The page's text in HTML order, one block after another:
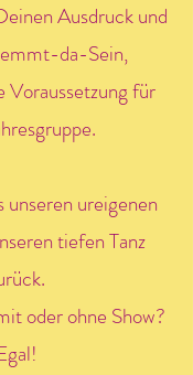
Ausdruck und
da-Sein,
Voraussetzung für
ureigenen
tiefen Tanz
oder ohne Show?